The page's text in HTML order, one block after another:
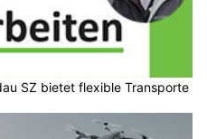
SZ bietet flexible Transporte